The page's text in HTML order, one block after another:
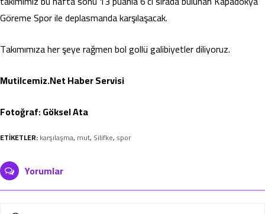
Göreme Spor ile deplasmanda karşılaşacak.
Takımımıza her şeye rağmen bol gollü galibiyetler diliyoruz.
Mutilcemiz.Net Haber Servisi
Fotoğraf: Göksel Ata
ETİKETLER:karşılaşma, mut, Silifke,spor
Yorumlar